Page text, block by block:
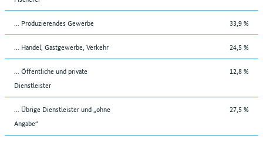
... Produzierendes Gewerbe 33,9 %
... Handel, Gastgewerbe, Verkehr 24,5 %
... Öffentliche und private
Dienstleister
12,8 %
... Übrige Dienstleister und „ohne
Angabe“
27,5 %